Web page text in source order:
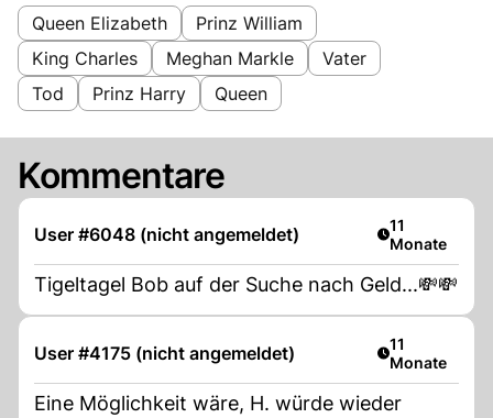
Queen Elizabeth
Prinz William
King Charles
Meghan Markle
Vater
Tod
Prinz Harry Queen
Kommentare
User #6048 (nicht angemeldet) Artikel
11
Monate
Tigeltagel Bob auf der Suche nach Geld...💸💸
User #4175 (nicht angemeldet) Artikel
11
Monate
Eine Möglichkeit wäre, H. würde wieder